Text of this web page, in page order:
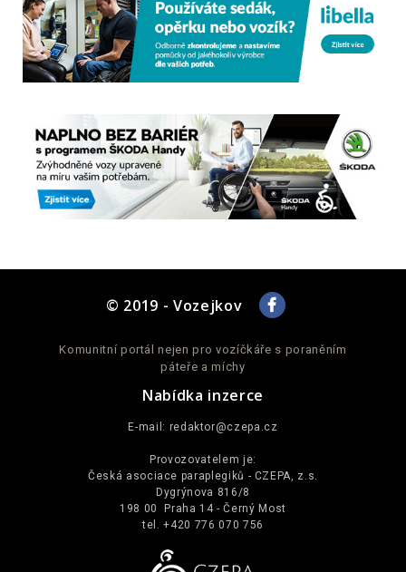
© 2019 - Vozejkov
Komunitní portál nejen pro vozíčkáře s poraněním
páteře a míchy
Nabídka inzerce
E-mail: redaktor@czepa.cz
Provozovatelem je:
Česká asociace paraplegiků - CZEPA, z.s.
Dygrýnova 816/8
198 00 Praha 14 - Černý Most
tel. +420 776 070 756